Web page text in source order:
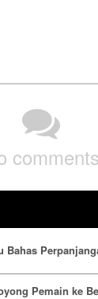
comments
Bahas
Pemain ke